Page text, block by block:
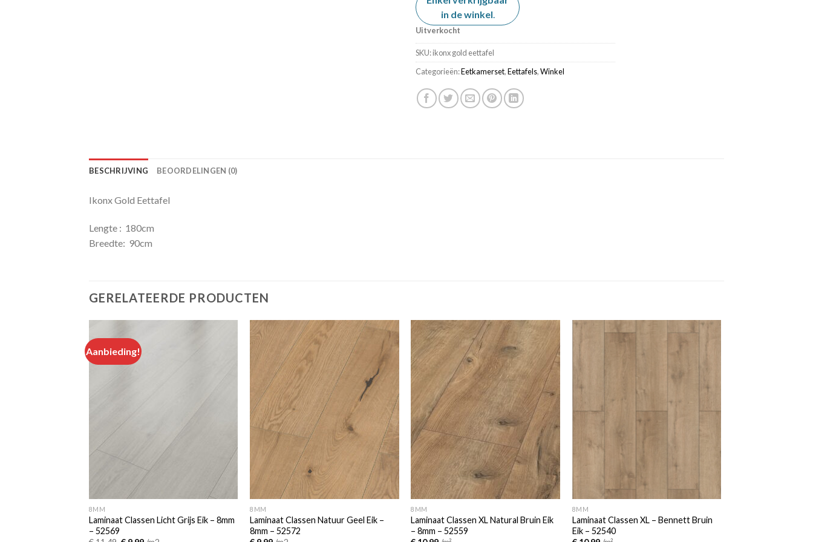
in de winkel.
Uitverkocht
SKU:ikonx gold eettafel
Categorieën:Eetkamerset,Eettafels,Winkel
BESCHRIJVING BEOORDELINGEN (0)
Ikonx Gold Eettafel
Lengte : 180cm
Breedte: 90cm
GERELATEERDE PRODUCTEN
Aanbieding!
8MM
Laminaat Classen Licht Grijs Eik – 8mm
– 52569
Add to
wishlist
8MM
Laminaat Classen Natuur Geel Eik –
8mm – 52572
Add to
wishlist
8MM
Laminaat Classen XL Natural Bruin Eik
– 8mm – 52559
wishlist
8MM
Laminaat Classen XL – Bennett Bruin
Eik – 52540